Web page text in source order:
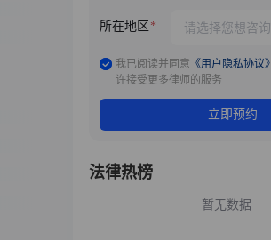
所在地区
我已阅读并同意 《用户隐私协议》
许接受更多律师的服务
立即预约
法律热榜
暂无数据